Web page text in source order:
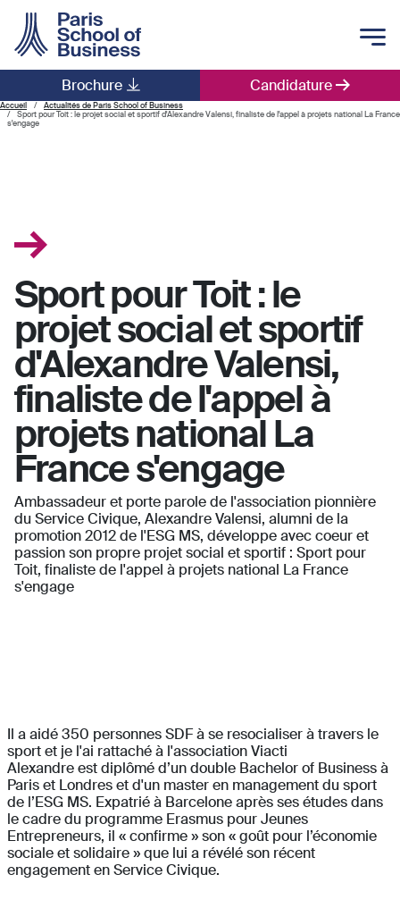
Candidature
Brochure
Main navigation
Accueil
Actualités de Paris School of Business
Sport pour Toit : le projet social et sportif d'Alexandre Valensi, finaliste de l'appel à projets national La France
s'engage
Sport pour Toit : le
projet social et sportif
d'Alexandre Valensi,
finaliste de l'appel à
projets national La
France s'engage
Ambassadeur et porte parole de l'association pionnière
du Service Civique, Alexandre Valensi, alumni de la
promotion 2012 de l'ESG MS, développe avec coeur et
passion son propre projet social et sportif : Sport pour
Toit, finaliste de l'appel à projets national La France
s'engage
Il a aidé 350 personnes SDF à se resocialiser à travers le
sport et je l'ai rattaché à l'association Viacti
Alexandre est diplômé d’un double Bachelor of Business à
Paris et Londres et d'un master en management du sport
de l’ESG MS. Expatrié à Barcelone après ses études dans
le cadre du programme Erasmus pour Jeunes
Entrepreneurs, il « confirme » son « goût pour l’économie
sociale et solidaire » que lui a révélé son récent
engagement en Service Civique.